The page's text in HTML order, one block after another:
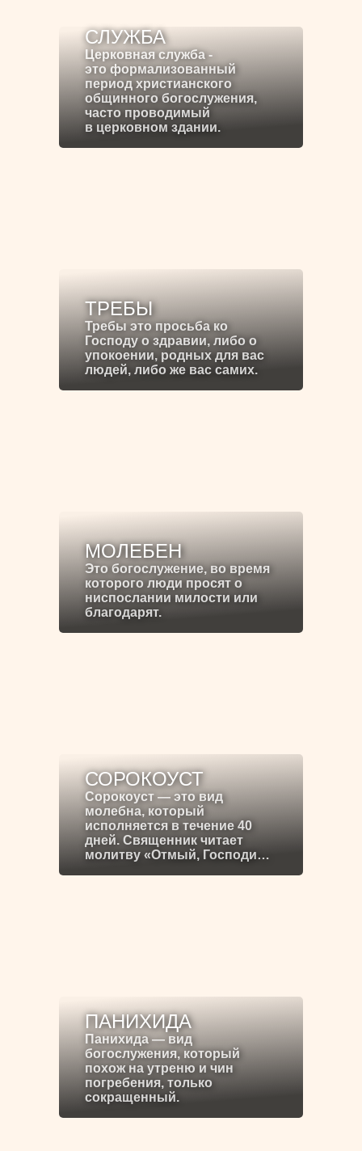
СЛУЖБА
Церковная служба -
это формализованный
период христианского
общинного богослужения,
часто проводимый
в церковном здании.
ТРЕБЫ
Требы это просьба ко
Господу о здравии, либо о
упокоении, родных для вас
людей, либо же вас самих.
МОЛЕБЕН
Это богослужение, во время
которого люди просят о
ниспослании милости или
благодарят.
СОРОКОУСТ
Сорокоуст — это вид
молебна, который
исполняется в течение 40
дней. Священник читает
молитву «Отмый, Господи…
ПАНИХИДА
Панихида — вид
богослужения, который
похож на утреню и чин
погребения, только
сокращенный.